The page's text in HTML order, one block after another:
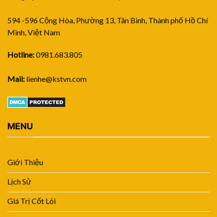
594 -596 Cộng Hòa, Phường 13, Tân Bình, Thành phố Hồ Chí
Minh, Việt Nam
Hotline:0981.683.805
Mail: lienhe@kstvn.com
MENU
Giới Thiệu
Lịch Sử
Giá Trị Cốt Lõi